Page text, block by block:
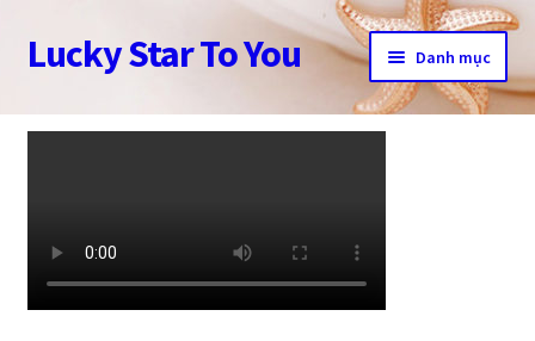
Đi
đến
hướng
Chuyển
đến
dung
Lucky Star To You Danh mục
Trang chủ
Cửa hàng